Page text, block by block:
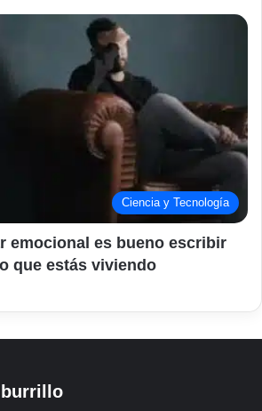
Ciencia y Tecnología
emocional es bueno escribir
que estás viviendo